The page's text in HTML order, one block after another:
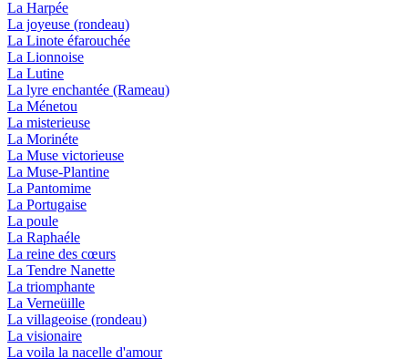
La Harpée
La joyeuse (rondeau)
La Linote éfarouchée
La Lionnoise
La Lutine
La lyre enchantée (Rameau)
La Ménetou
La misterieuse
La Morinéte
La Muse victorieuse
La Muse-Plantine
La Pantomime
La Portugaise
La poule
La Raphaéle
La reine des cœurs
La Tendre Nanette
La triomphante
La Verneüille
La villageoise (rondeau)
La visionaire
La voila la nacelle d'amour